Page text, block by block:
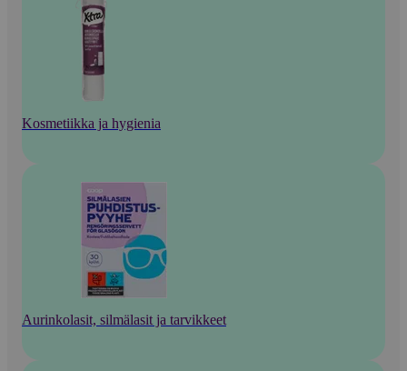
Kosmetiikka ja hygienia
Aurinkolasit, silmälasit ja tarvikkeet